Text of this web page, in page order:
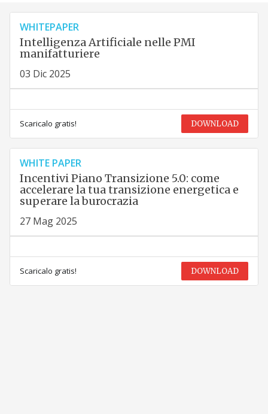
WHITEPAPER
Intelligenza Artificiale nelle PMI
manifatturiere
03 Dic 2025